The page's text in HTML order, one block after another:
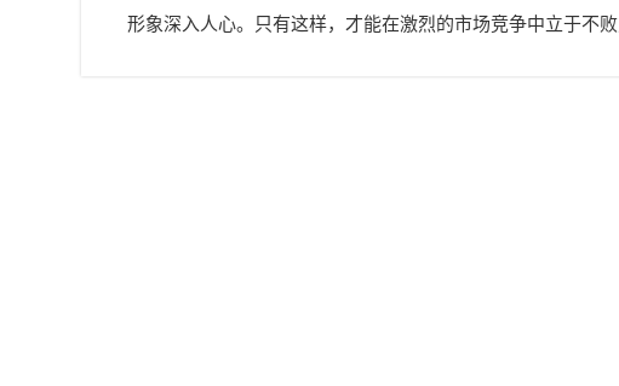
形象深入人心。只有这样，才能在激烈的市场竞争中立于不